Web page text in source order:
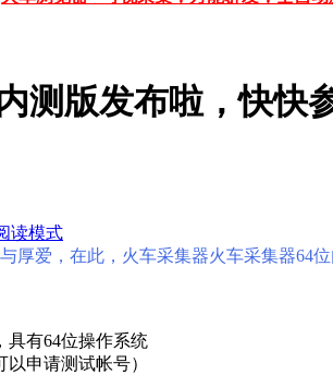
测版发布啦，快快
读模式
厚爱，在此，火车采集器火车采集器64
具有64位操作系统
申请测试帐号）